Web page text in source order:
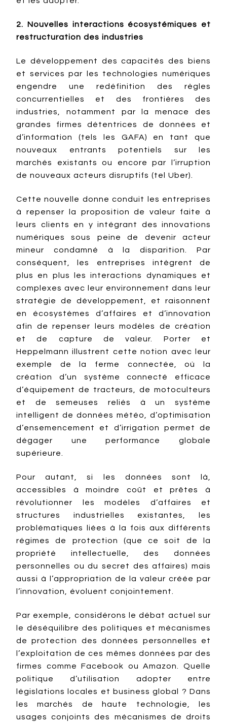
2. Nouvelles interactions écosystémiques et
restructuration des industries
Le développement des capacités des biens
et services par les technologies numériques
engendre une redéfinition des règles
concurrentielles et des frontières des
industries, notamment par la menace des
grandes firmes détentrices de données et
d’information (tels les GAFA) en tant que
nouveaux entrants potentiels sur les
marchés existants ou encore par l’irruption
de nouveaux acteurs disruptifs (tel Uber).
Cette nouvelle donne conduit les entreprises
à repenser la proposition de valeur faite à
leurs clients en y intégrant des innovations
numériques sous peine de devenir acteur
mineur condamné à la disparition. Par
conséquent, les entreprises intègrent de
plus en plus les interactions dynamiques et
complexes avec leur environnement dans leur
stratégie de développement, et raisonnent
en écosystèmes d’affaires et d’innovation
afin de repenser leurs modèles de création
et de capture de valeur. Porter et
Heppelmann illustrent cette notion avec leur
exemple de la ferme connectée, où la
création d’un système connecté efficace
d’équipement de tracteurs, de motoculteurs
et de semeuses reliés à un système
intelligent de données météo, d’optimisation
d’ensemencement et d’irrigation permet de
dégager une performance globale
supérieure.
Pour autant, si les données sont là,
accessibles à moindre coût et prêtes à
révolutionner les modèles d’affaires et
structures industrielles existantes, les
problématiques liées à la fois aux différents
régimes de protection (que ce soit de la
propriété intellectuelle, des données
personnelles ou du secret des affaires) mais
aussi à l’appropriation de la valeur créée par
l’innovation, évoluent conjointement.
Par exemple, considérons le débat actuel sur
le déséquilibre des politiques et mécanismes
de protection des données personnelles et
l’exploitation de ces mêmes données par des
firmes comme Facebook ou Amazon. Quelle
politique d’utilisation adopter entre
législations locales et business global ? Dans
les marchés de haute technologie, les
usages conjoints des mécanismes de droits